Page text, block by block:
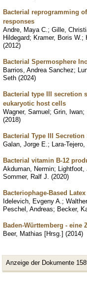
Bacterial reprogramming
responses
Andre, Maya C. ; Gille,
Hildegard; Kramer, Boris W. ;
(2012)
Bacterial Spermosphere
Barrios, Andrea Sanchez;
Seth (2024)
Bacterial type III secretion
eukaryotic host cells
Wagner, Samuel; Grin, Iwan;
(2018)
Bacterial Type III
Galan, Jorge E. ; Lara-
Bacterial vitamin B-12
Akduman, Nermin; Lightfoot,
Sommer, Ralf J. (2020)
Bacteriophage-Based
Idelevich, Evgeny A. ;
Peschel, Andreas; Becker,
Baden-Württemberg - eine
Beer, Mathias [Hrsg.] (2014)
Anzeige der Dokumente